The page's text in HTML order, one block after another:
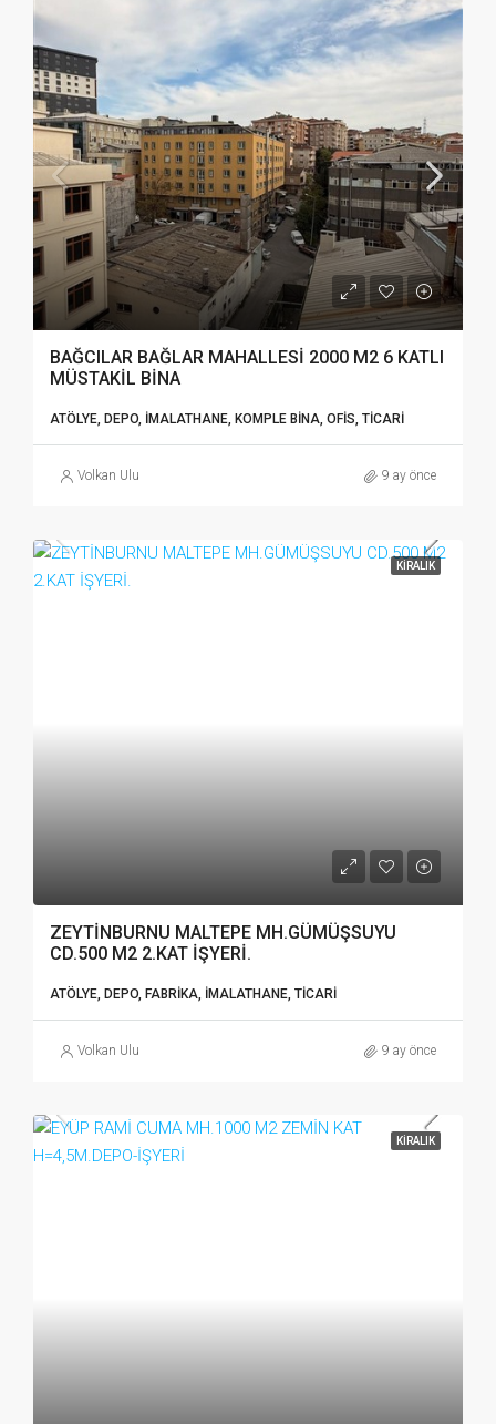
BAĞCILAR BAĞLAR MAHALLESİ 2000 M2 6 KATLI
MÜSTAKİL BİNA
ATÖLYE, DEPO, İMALATHANE, KOMPLE BINA, OFIS, TICARI
Volkan Ulu 9 ay önce
KIRALIK
ZEYTİNBURNU MALTEPE MH.GÜMÜŞSUYU
CD.500 M2 2.KAT İŞYERİ.
ATÖLYE, DEPO, FABRIKA, İMALATHANE, TICARI
Volkan Ulu 9 ay önce
KIRALIK